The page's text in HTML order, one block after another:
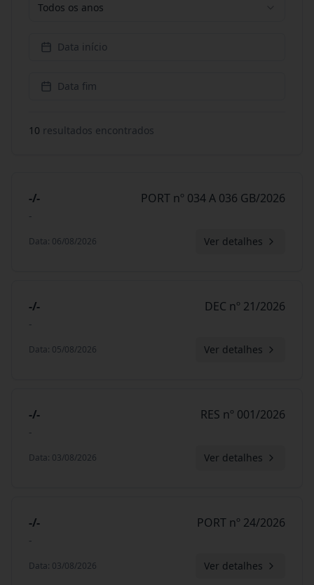
Todos os anos
Data início
Data fim
10 resultados encontrados
-/-
-
PORT nº 034 A 036 GB/2026
Data: 06/08/2026 Ver detalhes
-/-
-
DEC nº 21/2026
Data: 05/08/2026 Ver detalhes
-/-
-
RES nº 001/2026
Data: 03/08/2026 Ver detalhes
-/-
-
PORT nº 24/2026
Data: 03/08/2026 Ver detalhes